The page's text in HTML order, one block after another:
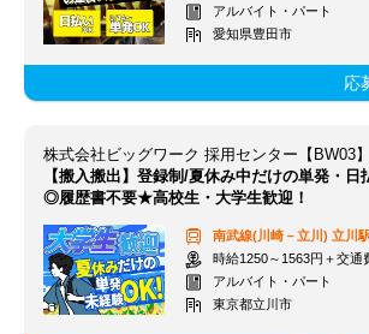
アルバイト・パート
愛知県豊田市
応
【搬入搬出】登録制/夏休み中だけの単発・日
◎履歴書不要★高校生・大学生歓迎！
南武線(川崎－立川) 立川
時給1250～1563円＋交通
アルバイト・パート
東京都立川市